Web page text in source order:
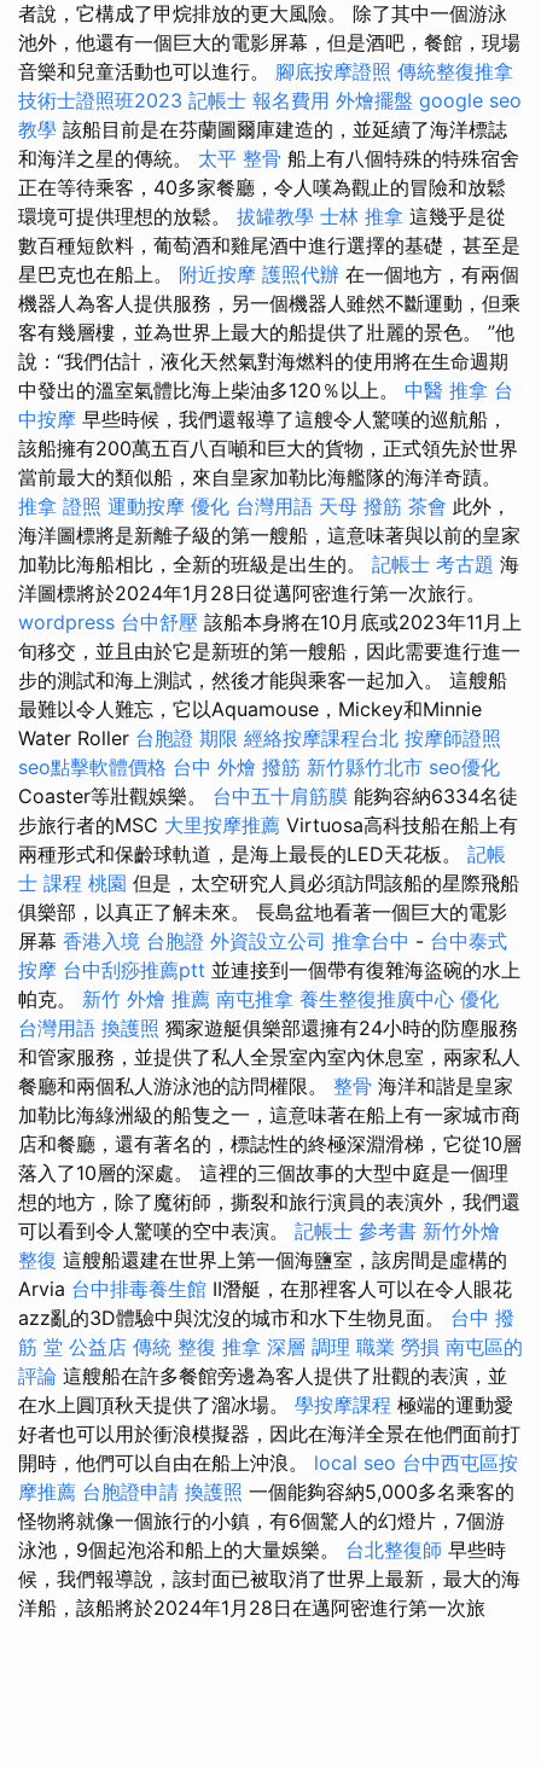
者說，它構成了甲烷排放的更大風險。 除了其中一個游泳
池外，他還有一個巨大的電影屏幕，但是酒吧，餐館，現場
音樂和兒童活動也可以進行。 腳底按摩證照 傳統整復推拿
技術士證照班2023 記帳士 報名費用 外燴擺盤 google seo
教學 該船目前是在芬蘭圖爾庫建造的，並延續了海洋標誌
和海洋之星的傳統。 太平 整骨 船上有八個特殊的特殊宿舍
正在等待乘客，40多家餐廳，令人嘆為觀止的冒險和放鬆
環境可提供理想的放鬆。 拔罐教學 士林 推拿 這幾乎是從
數百種短飲料，葡萄酒和雞尾酒中進行選擇的基礎，甚至是
星巴克也在船上。 附近按摩 護照代辦 在一個地方，有兩個
機器人為客人提供服務，另一個機器人雖然不斷運動，但乘
客有幾層樓，並為世界上最大的船提供了壯麗的景色。 ”他
說：“我們估計，液化天然氣對海燃料的使用將在生命週期
中發出的溫室氣體比海上柴油多120％以上。 中醫 推拿 台
中按摩 早些時候，我們還報導了這艘令人驚嘆的巡航船，
該船擁有200萬五百八百噸和巨大的貨物，正式領先於世界
當前最大的類似船，來自皇家加勒比海艦隊的海洋奇蹟。
推拿 證照 運動按摩 優化 台灣用語 天母 撥筋 茶會 此外，
海洋圖標將是新離子級的第一艘船，這意味著與以前的皇家
加勒比海船相比，全新的班級是出生的。 記帳士 考古題 海
洋圖標將於2024年1月28日從邁阿密進行第一次旅行。
wordpress 台中舒壓 該船本身將在10月底或2023年11月上
旬移交，並且由於它是新班的第一艘船，因此需要進行進一
步的測試和海上測試，然後才能與乘客一起加入。 這艘船
最難以令人難忘，它以Aquamouse，Mickey和Minnie
Water Roller 台胞證 期限 經絡按摩課程台北 按摩師證照
seo點擊軟體價格 台中 外燴 撥筋 新竹縣竹北市 seo優化
Coaster等壯觀娛樂。 台中五十肩筋膜 能夠容納6334名徒
步旅行者的MSC 大里按摩推薦 Virtuosa高科技船在船上有
兩種形式和保齡球軌道，是海上最長的LED天花板。 記帳
士 課程 桃園 但是，太空研究人員必須訪問該船的星際飛船
俱樂部，以真正了解未來。 長島盆地看著一個巨大的電影
屏幕 香港入境 台胞證 外資設立公司 推拿台中 - 台中泰式
按摩 台中刮痧推薦ptt 並連接到一個帶有復雜海盜碗的水上
帕克。 新竹 外燴 推薦 南屯推拿 養生整復推廣中心 優化
台灣用語 換護照 獨家遊艇俱樂部還擁有24小時的防塵服務
和管家服務，並提供了私人全景室內室內休息室，兩家私人
餐廳和兩個私人游泳池的訪問權限。 整骨 海洋和諧是皇家
加勒比海綠洲級的船隻之一，這意味著在船上有一家城市商
店和餐廳，還有著名的，標誌性的終極深淵滑梯，它從10層
落入了10層的深處。 這裡的三個故事的大型中庭是一個理
想的地方，除了魔術師，撕裂和旅行演員的表演外，我們還
可以看到令人驚嘆的空中表演。 記帳士 參考書 新竹外燴
整復 這艘船還建在世界上第一個海鹽室，該房間是虛構的
Arvia 台中排毒養生館 II潛艇，在那裡客人可以在令人眼花
azz亂的3D體驗中與沈沒的城市和水下生物見面。 台中 撥
筋 堂 公益店 傳統 整復 推拿 深層 調理 職業 勞損 南屯區的
評論 這艘船在許多餐館旁邊為客人提供了壯觀的表演，並
在水上圓頂秋天提供了溜冰場。 學按摩課程 極端的運動愛
好者也可以用於衝浪模擬器，因此在海洋全景在他們面前打
開時，他們可以自由在船上沖浪。 local seo 台中西屯區按
摩推薦 台胞證申請 換護照 一個能夠容納5,000多名乘客的
怪物將就像一個旅行的小鎮，有6個驚人的幻燈片，7個游
泳池，9個起泡浴和船上的大量娛樂。 台北整復師 早些時
候，我們報導說，該封面已被取消了世界上最新，最大的海
洋船，該船將於2024年1月28日在邁阿密進行第一次旅